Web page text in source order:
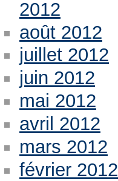
2012
août 2012
juillet 2012
juin 2012
mai 2012
avril 2012
mars 2012
février 2012